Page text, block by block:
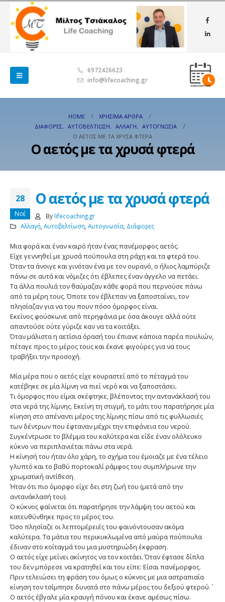
6972426623
info@lifecoaching.gr
HOME
ΧΡΉΣΙΜΑ ΆΡΘΡΑ
ΔΙΆΦΟΡΕΣ, ΑΥΤΟΒΕΛΤΊΩΣΗ, ΑΛΛΑΓΉ, ΑΥΤΟΓΝΩΣΊΑ
Ο ΑΕΤΌΣ ΜΕ ΤΑ ΧΡΥΣΆ ΦΤΕΡΆ
Ο αετός με τα χρυσά φτερά
28
Νοέ
Ο αετός με τα χρυσά φτερά
By lifecoaching.gr
Αλλαγή, Αυτοβελτίωση, Αυτογνωσία, Διάφορες
Μια φορά και έναν καιρό ήταν ένας πανέμορφος αετός.
Είχε γεννηθεί με χρυσά πούπουλα στη ράχη και τα φτερά του.
Όταν τα άνοιγε και γινόταν ένα με τον ουρανό, ο ήλιος λαμπύριζε
πάνω σε αυτά και νόμιζες ότι έβλεπες έναν άγγελο να πετάει.
Τα άλλα πουλιά τον θαύμαζαν κάθε φορά που περνούσε πάνω
από τα μέρη τους. Όποτε τον έβλεπαν να ξαποσταίνει, τον
πλησίαζαν για να του πουν πόσο όμορφος είναι.
Εκείνος φούσκωνε από περηφάνια με όσα άκουγε αλλά ούτε
απαντούσε ούτε γύριζε καν να τα κοιτάξει.
Όταν μάλιστα η αετίσια όρασή του έπιανε κάποια παρέα πουλιών,
πέταγε προς το μέρος τους και έκανε φιγούρες για να τους
τραβήξει την προσοχή.
Μία μέρα που ο αετός είχε κουραστεί από το πέταγμά του
κατέβηκε σε μία λίμνη να πιεί νερό και να ξαποστάσει.
Τι όμορφος που είμαι σκέφτηκε, βλέποντας την αντανάκλασή του
στα νερά της λίμνης. Εκείνη τη στιγμή, το μάτι του παρατήρησε μία
κίνηση στο απέναντι μέρος της λίμνης πίσω από τις φυλλωσιές
των δέντρων που έφταναν μέχρι την επιφάνεια του νερού.
Συγκέντρωσε το βλέμμα του καλύτερα και είδε έναν ολόλευκο
κύκνο να περιπλανιέται πάνω στα νερά.
Η κίνησή του ήταν όλο χάρη, το σχήμα του έμοιαζε με ένα τέλειο
γλυπτό και το βαθύ πορτοκαλί ράμφος του συμπλήρωνε την
χρωματική αντίθεση.
Ήταν ότι πιο όμορφο είχε δει στη ζωή του (μετά από την
αντανάκλασή του).
Ο κύκνος φαίνεται ότι παρατήρησε την λάμψη του αετού και
κατευθύνθηκε προς το μέρος του.
Όσο πλησίαζε οι λεπτομέρειές του φαινόντουσαν ακόμα
καλύτερα. Τα μάτια του περικυκλωμένα από μαύρα πούπουλα
έδιναν στο κοίταγμά του μια μυστηριώδη έκφραση.
Ο αετός είχε μείνει ακίνητος να τον κοιτάει. Όταν έφτασε δίπλα
του δεν μπόρεσε να κρατηθεί και του είπε: Είσαι πανέμορφος.
Πριν τελειώσει τη φράση του όμως ο κύκνος με μια αστραπιαία
κίνηση τον τσίμπησε δυνατά στο πάνω μέρος του δεξιού φτερού.΄
Ο αετός έβγαλε μία κραυγή πόνου και έκανε αμέσως πίσω.